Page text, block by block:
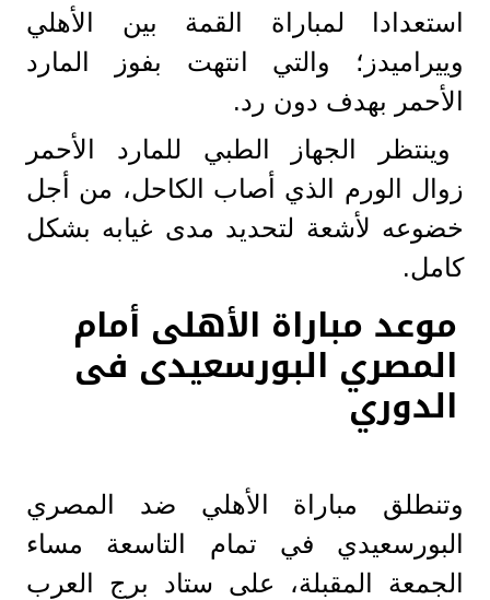
استعدادا لمباراة القمة بين الأهلي
وييراميدز؛ والتي انتهت بفوز المارد
الأحمر بهدف دون رد.
وينتظر الجهاز الطبي للمارد الأحمر
زوال الورم الذي أصاب الكاحل، من أجل
خضوعه لأشعة لتحديد مدى غيابه بشكل
كامل.
موعد مباراة الأهلى أمام
المصري البورسعيدى فى
الدوري
وتنطلق مباراة الأهلي ضد المصري
البورسعيدي في تمام التاسعة مساء
الجمعة المقبلة، على ستاد برج العرب